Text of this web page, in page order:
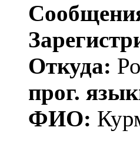
Откуда:
прог.
ФИО: